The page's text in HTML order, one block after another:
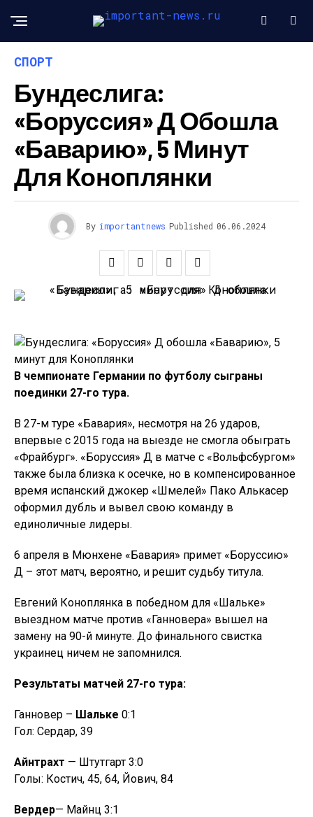
СПОРТ
Бундеслига:
«Боруссия» Д Обошла
«Баварию», 5 Минут
Для Коноплянки
By importantnews Published 06.06.2024
В чемпионате Германии по футболу сыграны
поединки 27-го тура.
В 27-м туре «Бавария», несмотря на 26 ударов,
впервые с 2015 года на выезде не смогла обыграть
«Фрайбург». «Боруссия» Д в матче с «Вольфсбургом»
также была близка к осечке, но в компенсированное
время испанский джокер «Шмелей» Пако Алькасер
оформил дубль и вывел свою команду в
единоличные лидеры.
6 апреля в Мюнхене «Бавария» примет «Боруссию»
Д – этот матч, вероятно, и решит судьбу титула.
Евгений Коноплянка в победном для «Шальке»
выездном матче против «Ганновера» вышел на
замену на 90-й минуте. До финального свистка
украинец ничем не запомнился.
Результаты матчей 27-го тура:
Ганновер – Шальке 0:1
Гол: Сердар, 39
Айнтрахт — Штутгарт 3:0
Голы: Костич, 45, 64, Йович, 84
Вердер— Майнц 3:1